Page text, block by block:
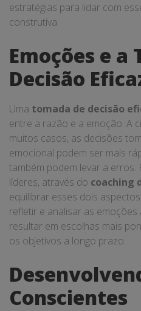
estratégias para lidar com
construtiva.
Emoções e a
Decisão
Uma tomada de decisão
entre a razão e a emoção. A
muitos casos, as decisões
emocional podem ser mais
também podem levar a erros.
líderes, através do coaching
equilibrar esses dois
refletir e analisar as
resultar em escolhas mais
os objetivos a longo prazo.
Conscientes